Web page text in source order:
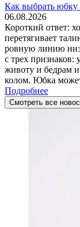
Как выбрать юбку
06.08.2026
Короткий ответ:
перетягивает
ровную линию
с трех признаков:
животу и бедрам
колом. Юбка
Подробнее
Смотреть все